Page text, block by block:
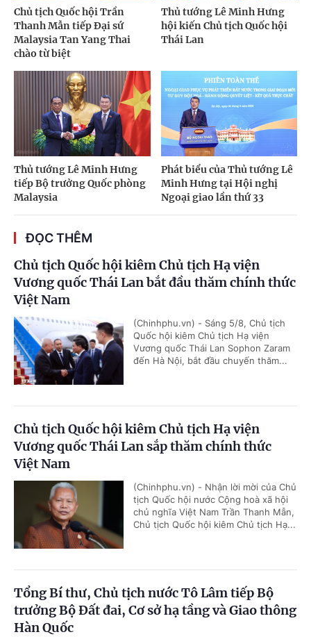
Chủ tịch Quốc hội Trần
Thanh Mẫn tiếp Đại sứ
Malaysia Tan Yang Thai
chào từ biệt
Thủ tướng Lê Minh Hưng
hội kiến Chủ tịch Quốc hội
Thái Lan
Thủ tướng Lê Minh Hưng
tiếp Bộ trưởng Quốc phòng
Malaysia
Phát biểu của Thủ tướng Lê
Minh Hưng tại Hội nghị
Ngoại giao lần thứ 33
ĐỌC THÊM
Chủ tịch Quốc hội kiêm Chủ tịch Hạ viện
Vương quốc Thái Lan bắt đầu thăm chính thức
Việt Nam
(Chinhphu.vn) - Sáng 5/8, Chủ tịch
Quốc hội kiêm Chủ tịch Hạ viện
Vương quốc Thái Lan Sophon Zaram
đến Hà Nội, bắt đầu chuyến thăm...
Chủ tịch Quốc hội kiêm Chủ tịch Hạ viện
Vương quốc Thái Lan sắp thăm chính thức
Việt Nam
(Chinhphu.vn) - Nhận lời mời của Chủ
tịch Quốc hội nước Cộng hoà xã hội
chủ nghĩa Việt Nam Trần Thanh Mẫn,
Chủ tịch Quốc hội kiêm Chủ tịch Hạ...
Tổng Bí thư, Chủ tịch nước Tô Lâm tiếp Bộ
trưởng Bộ Đất đai, Cơ sở hạ tầng và Giao thông
Hàn Quốc